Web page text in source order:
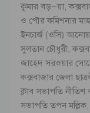
কুমার বড়–য়া,
ও পৌর কমিশনার
ইনচার্জ (ওসি)
সুলতান চৌধুরী,
জাহেদ সরওয়ার
কক্সবাজার জেলা
ক্লাব সভাপতি
সভাপতি তপন